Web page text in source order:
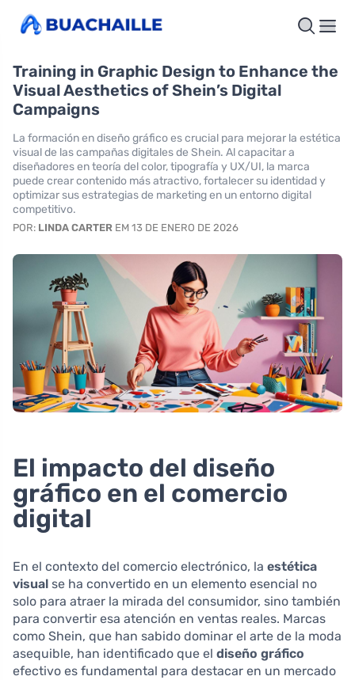
Training in Graphic Design to Enhance the
Visual Aesthetics of Shein’s Digital
Campaigns
La formación en diseño gráfico es crucial para mejorar la estética
visual de las campañas digitales de Shein. Al capacitar a
diseñadores en teoría del color, tipografía y UX/UI, la marca
puede crear contenido más atractivo, fortalecer su identidad y
optimizar sus estrategias de marketing en un entorno digital
competitivo.
POR: LINDA CARTER EM 13 DE ENERO DE 2026
El impacto del diseño
gráfico en el comercio
digital
En el contexto del comercio electrónico, la estética
visual se ha convertido en un elemento esencial no
solo para atraer la mirada del consumidor, sino también
para convertir esa atención en ventas reales. Marcas
como Shein, que han sabido dominar el arte de la moda
asequible, han identificado que el diseño gráfico
efectivo es fundamental para destacar en un mercado